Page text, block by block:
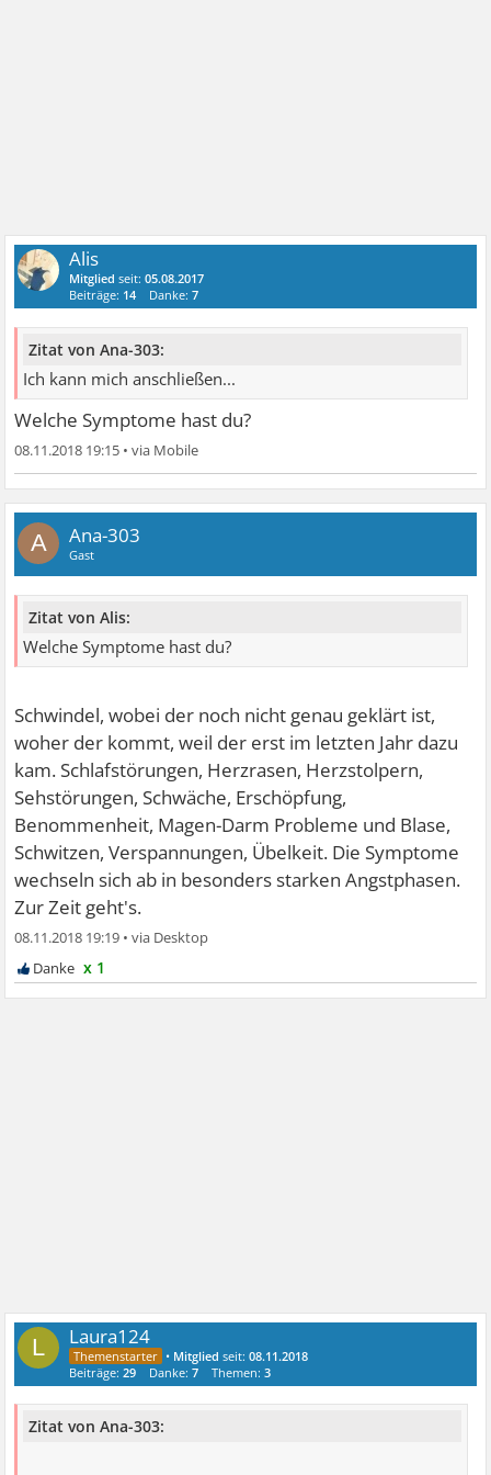
Alis
Mitglied seit:05.08.2017
Beiträge: 14 Danke:7
Zitat von Ana-303:
Ich kann mich anschließen...
Welche Symptome hast du?
08.11.2018 19:15 •
A Ana-303
Gast
Zitat von Alis:
Welche Symptome hast du?
Schwindel, wobei der noch nicht genau geklärt ist,
woher der kommt, weil der erst im letzten Jahr dazu
kam. Schlafstörungen, Herzrasen, Herzstolpern,
Sehstörungen, Schwäche, Erschöpfung,
Benommenheit, Magen-Darm Probleme und Blase,
Schwitzen, Verspannungen, Übelkeit. Die Symptome
wechseln sich ab in besonders starken Angstphasen.
Zur Zeit geht's.
08.11.2018 19:19 •
x 1
L Laura124
• Mitglied seit:08.11.2018
Beiträge:29 Danke:7 Themen:3
Zitat von Ana-303: